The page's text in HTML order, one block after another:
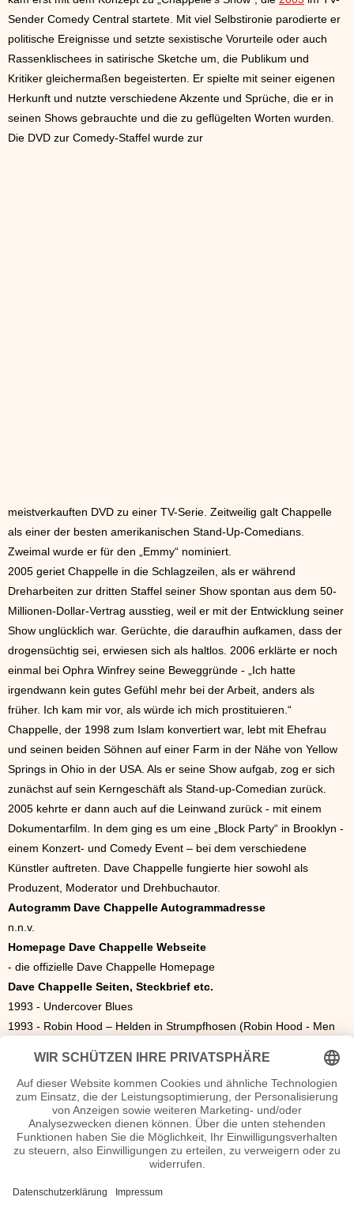
Sender Comedy Central startete. Mit viel Selbstironie parodierte er
politische Ereignisse und setzte sexistische Vorurteile oder auch
Rassenklischees in satirische Sketche um, die Publikum und
Kritiker gleichermaßen begeisterten. Er spielte mit seiner eigenen
Herkunft und nutzte verschiedene Akzente und Sprüche, die er in
seinen Shows gebrauchte und die zu geflügelten Worten wurden.
Die DVD zur Comedy-Staffel wurde zur
meistverkauften DVD zu einer TV-Serie. Zeitweilig galt Chappelle
als einer der besten amerikanischen Stand-Up-Comedians.
Zweimal wurde er für den „Emmy“ nominiert.
2005 geriet Chappelle in die Schlagzeilen, als er während
Dreharbeiten zur dritten Staffel seiner Show spontan aus dem 50-
Millionen-Dollar-Vertrag ausstieg, weil er mit der Entwicklung seiner
Show unglücklich war. Gerüchte, die daraufhin aufkamen, dass der
drogensüchtig sei, erwiesen sich als haltlos. 2006 erklärte er noch
einmal bei Ophra Winfrey seine Beweggründe - „Ich hatte
irgendwann kein gutes Gefühl mehr bei der Arbeit, anders als
früher. Ich kam mir vor, als würde ich mich prostituieren.“
Chappelle, der 1998 zum Islam konvertiert war, lebt mit Ehefrau
und seinen beiden Söhnen auf einer Farm in der Nähe von Yellow
Springs in Ohio in der USA. Als er seine Show aufgab, zog er sich
zunächst auf sein Kerngeschäft als Stand-up-Comedian zurück.
2005 kehrte er dann auch auf die Leinwand zurück - mit einem
Dokumentarfilm. In dem ging es um eine „Block Party“ in Brooklyn -
einem Konzert- und Comedy Event – bei dem verschiedene
Künstler auftreten. Dave Chappelle fungierte hier sowohl als
Produzent, Moderator und Drehbuchautor.
Autogramm Dave Chappelle Autogrammadresse
n.n.v.
Homepage Dave Chappelle Webseite
- die offizielle Dave Chappelle Homepage
Dave Chappelle Seiten, Steckbrief etc.
1993 - Undercover Blues
1993 - Robin Hood – Helden in Strumpfhosen (Robin Hood - Men
1995–1997 - Hör mal, wer da hämmert (Home Improvement,
Fernsehserie, 2 Folgen)
1996 - Der verrückte Professor (The Nutty Professor)
1997 - Con Air
1998 - E-m@il für Dich (You’ve Got Mail)